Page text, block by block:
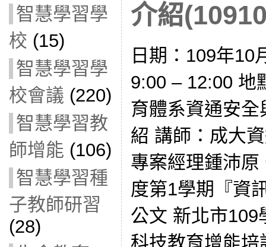
智慧學習學
校 (15)
智慧學習學
校會議 (220)
智慧學習教
師增能 (106)
智慧學習種
子教師研習
(28)
介紹
日期：109年10
9:00 – 12:00 地
育體系資通安
紹 講師：成大
專案經理鍾沛
度第1學期『資
公文 新北市109
科技教育增能